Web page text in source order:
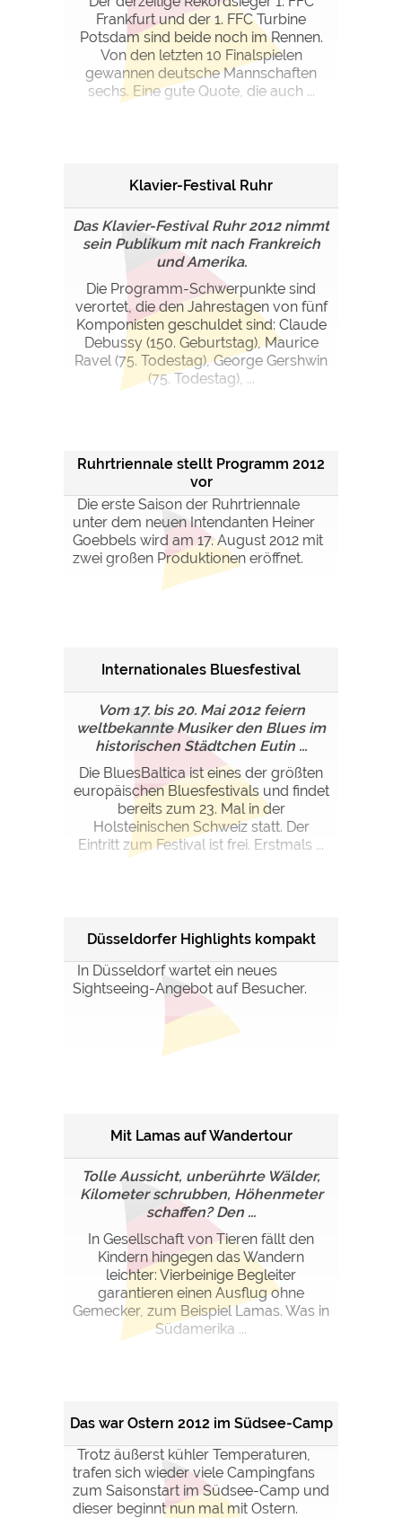
Frankfurt und der 1. FFC Turbine
Potsdam sind beide noch im Rennen.
Von den letzten 10 Finalspielen
gewannen deutsche Mannschaften
sechs. Eine gute Quote, die auch ...
Klavier-Festival Ruhr
Das Klavier-Festival Ruhr 2012 nimmt
sein Publikum mit nach Frankreich
und Amerika.
Die Programm-Schwerpunkte sind
verortet, die den Jahrestagen von fünf
Komponisten geschuldet sind: Claude
Debussy (150. Geburtstag), Maurice
Ravel (75. Todestag), George Gershwin
(75. Todestag), ...
Ruhrtriennale stellt Programm 2012
vor
Die erste Saison der Ruhrtriennale
unter dem neuen Intendanten Heiner
Goebbels wird am 17. August 2012 mit
zwei großen Produktionen eröffnet.
Internationales Bluesfestival
Vom 17. bis 20. Mai 2012 feiern
weltbekannte Musiker den Blues im
historischen Städtchen Eutin ...
Die BluesBaltica ist eines der größten
europäischen Bluesfestivals und findet
bereits zum 23. Mal in der
Holsteinischen Schweiz statt. Der
Eintritt zum Festival ist frei. Erstmals ...
Düsseldorfer Highlights kompakt
In Düsseldorf wartet ein neues
Sightseeing-Angebot auf Besucher.
Mit Lamas auf Wandertour
Tolle Aussicht, unberührte Wälder,
Kilometer schrubben, Höhenmeter
schaffen? Den ...
In Gesellschaft von Tieren fällt den
Kindern hingegen das Wandern
leichter: Vierbeinige Begleiter
garantieren einen Ausflug ohne
Gemecker, zum Beispiel Lamas. Was in
Südamerika ...
Das war Ostern 2012 im Südsee-Camp
Trotz äußerst kühler Temperaturen,
trafen sich wieder viele Campingfans
zum Saisonstart im Südsee-Camp und
dieser beginnt nun mal mit Ostern.